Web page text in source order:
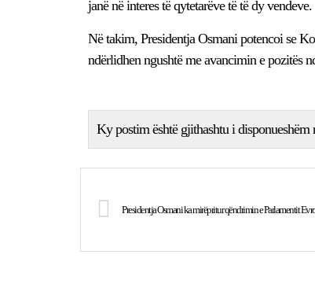
janë në interes të qytetarëve të të dy vendeve.
Në takim, Presidentja Osmani potencoi se
ndërlidhen ngushtë me avancimin e pozitës
Ky postim është gjithashtu i disponueshëm
Presidentja Osmani ka mirëpritur qëndrimin e Parlamentit